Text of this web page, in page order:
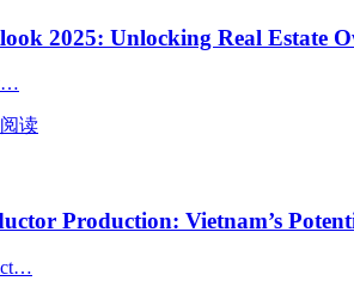
2025: Unlocking Real Estate
读
Production: Vietnam’s